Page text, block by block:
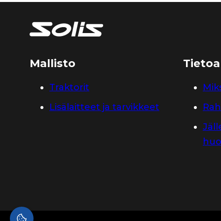
Mallisto
Traktorit
Lisälaitteet ja tarvikkeet